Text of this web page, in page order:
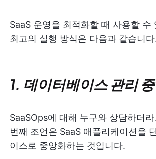
SaaS 운영을 최적화할 때 사용할 수
최고의 실행 방식은 다음과 같습니다
1. 데이터베이스 관리
SaaSOps에 대해 누구와 상담하더
번째 조언은 SaaS 애플리케이션을
이스로 중앙화하는 것입니다.